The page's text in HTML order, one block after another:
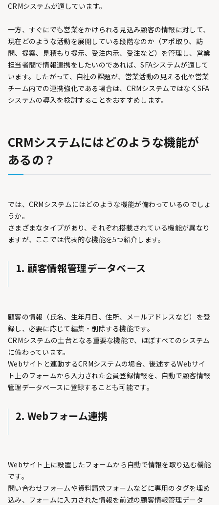
CRMシステムが適しています。
一方、すぐにでも営業をかけられる見込み顧客の情報に対して、
現在どのような活動を展開している段階なのか（アポ取り、訪
問、提案、見積もり提示、受注内示、受注など）を管理し、営業
担当者間で情報連携をしたいのであれば、SFAシステムが適して
います。したがって、自社の課題が、営業活動の見える化や営業
チーム内での連携強化である場合は、CRMシステムではなくSFA
システムの導入を検討することをおすすめします。
CRMシステムにはどのような機能が
あるの？
では、CRMシステムにはどのような機能が備わっているのでしょ
うか。
さまざまなタイプがあり、それぞれ搭載されている機能が異なり
ますが、ここでは代表的な機能を5つ紹介します。
1. 顧客情報管理データベース
顧客の情報（氏名、生年月日、住所、メールアドレスなど）を登
録し、必要に応じて編集・削除する機能です。
CRMシステムの土台となる重要な機能で、ほぼすべてのシステム
に備わっています。
Webサイトと連動するCRMシステムの場合、後述するWebサイ
ト上のフォームから入力された会員登録情報を、自動で顧客情報
管理データベースに登録することも可能です。
2. Webフォーム連携
Webサイト上に設置したフォームから自動で情報を取り込む機能
です。
問い合わせフォームや資料請求フォームなどに専用のタグを埋め
込み、フォームに入力された情報を前述の顧客情報管理データ